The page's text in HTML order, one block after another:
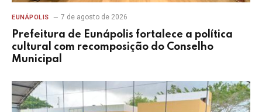
EUNÁPOLIS 7 de agosto de 2026
Prefeitura de Eunápolis fortalece a política
cultural com recomposição do Conselho
Municipal